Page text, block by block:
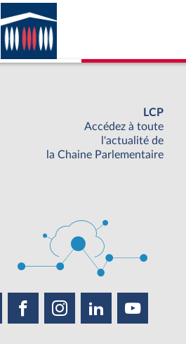
LCP
Accédez à toute
l'actualité de
la Chaine Parlementaire